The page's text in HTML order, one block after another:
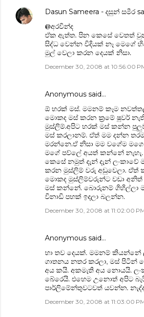
Dasun Sameera - දසුන් සමීර
@අරවින්ද
ඒක ඇත්ත. පින කෙසේ වෙතත්
සිද්ධ වෙන්න විදියක් නෑ මෙගේ
මුල් වෙලා කරන දෙයක් නිසා.
December 30, 2008 at 10:56:00
Anonymous said…
ඕ හරක් මස්. මමනම් කෑම
මොකද මස් කරන ක්‍රමේ ෂුවර්
මුස්ලිම්.අපිට හරක් මස් කන්න
මස් කරලානම්. ඒත් මම දන්න
මරන්නෙ.ඒ නිසා මම වගේම
මගේ පව්ලේ අයත් කන්නේ නැහැ.
කෙසේ නමුත් දැන් දැන් ලංකාවේ
කරන මුස්ලිම් වරු අඩුවෙලා. ඒත්
මොකද මුස්ලිම්වරුන්ට වඩා
මස් කන්නේ. බොරුනම් ගිහිල්ලා
විනාඩි පහක් ඉදලා බලන්න.
December 30, 2008 at 11:02:00
Anonymous said…
හා තව දෙයක්. මමනම් කියන්නේ
ගාතනය නතර කරලා, මස් පිටින්
අය කයි. අකමැති අය නොයයි.
බේරෙයි. එහෙම උනොත් අපිට
පාර්ලිමේන්තුවටවත් යවන්න.
December 30, 2008 at 11:03:00